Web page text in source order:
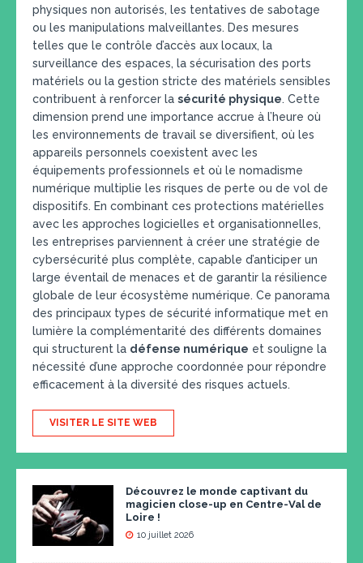
physiques non autorisés, les tentatives de sabotage
ou les manipulations malveillantes. Des mesures
telles que le contrôle d’accès aux locaux, la
surveillance des espaces, la sécurisation des ports
matériels ou la gestion stricte des matériels sensibles
contribuent à renforcer la sécurité physique. Cette
dimension prend une importance accrue à l’heure où
les environnements de travail se diversifient, où les
appareils personnels coexistent avec les
équipements professionnels et où le nomadisme
numérique multiplie les risques de perte ou de vol de
dispositifs. En combinant ces protections matérielles
avec les approches logicielles et organisationnelles,
les entreprises parviennent à créer une stratégie de
cybersécurité plus complète, capable d’anticiper un
large éventail de menaces et de garantir la résilience
globale de leur écosystème numérique. Ce panorama
des principaux types de sécurité informatique met en
lumière la complémentarité des différents domaines
qui structurent la défense numérique et souligne la
nécessité d’une approche coordonnée pour répondre
efficacement à la diversité des risques actuels.
VISITER LE SITE WEB
Découvrez le monde captivant du
magicien close-up en Centre-Val de
Loire !
10 juillet 2026